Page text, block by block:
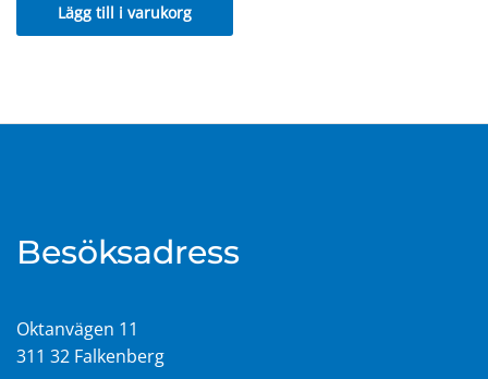
Lägg till i varukorg
Besöksadress
Oktanvägen 11
311 32 Falkenberg